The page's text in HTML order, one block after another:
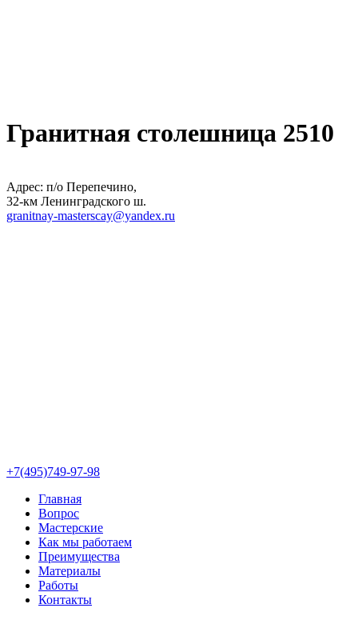
Гранитная столешница 2510
Адрес: п/о Перепечино,
32-км Ленинградского ш.
granitnay-masterscay@yandex.ru
+7(495)749-97-98
Главная
Вопрос
Мастерские
Как мы работаем
Преимущества
Материалы
Работы
Контакты